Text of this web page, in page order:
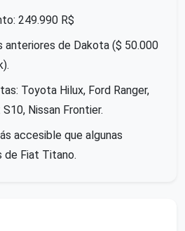
249.990 R$
anteriores de Dakota ($ 50.000
Toyota Hilux, Ford Ranger,
Nissan Frontier.
accesible que algunas
de Fiat Titano.